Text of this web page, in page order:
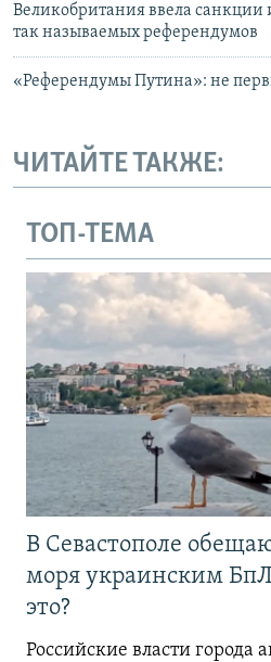
Великобритания ввела санкции
так называемых референдумов
«Референдумы Путина»: не
ЧИТАЙТЕ ТАКЖЕ:
ТОП-ТЕМА
В Севастополе
моря украинским
это?
Российские власти города